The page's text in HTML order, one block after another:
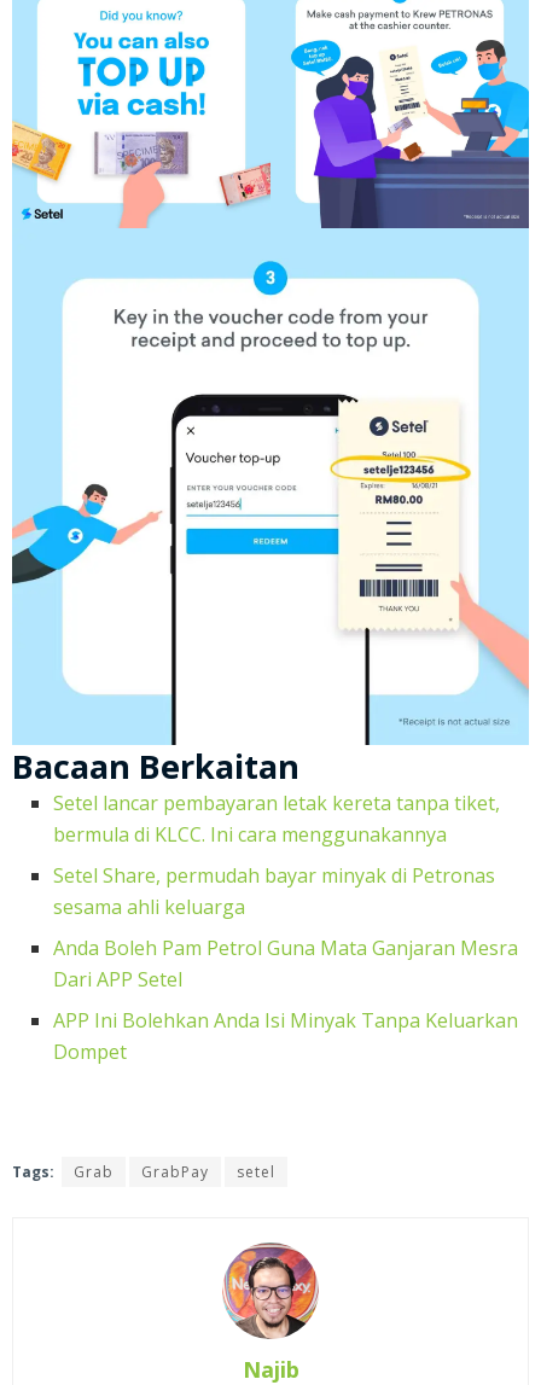
Bacaan Berkaitan
Setel lancar pembayaran letak kereta tanpa tiket,
bermula di KLCC. Ini cara menggunakannya
Setel Share, permudah bayar minyak di Petronas
sesama ahli keluarga
Anda Boleh Pam Petrol Guna Mata Ganjaran Mesra
Dari APP Setel
APP Ini Bolehkan Anda Isi Minyak Tanpa Keluarkan
Dompet
Tags: Grab GrabPay setel
Najib